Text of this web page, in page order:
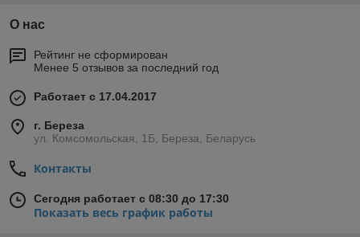
О нас
Рейтинг не сформирован
Менее 5 отзывов за последний год
Работает с 17.04.2017
г. Береза
ул. Комсомольская, 1Б, Береза, Беларусь
Контакты
Сегодня работает с 08:30 до 17:30
Показать весь график работы